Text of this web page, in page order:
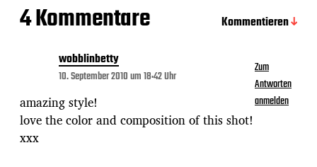
4 Kommentare
Kommentieren
wobblinbetty
10. September 2010 um 18:42 Uhr
amazing style!
love the color and composition of this shot!
xxx
Zum
Antworten
anmelden